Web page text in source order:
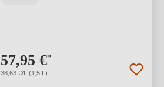
57,95 €*
38,63 €/L (1,5 L)